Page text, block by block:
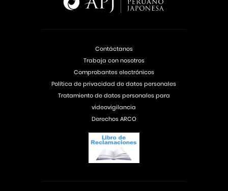
Contáctanos
Trabaja con nosotros
Comprobantes electrónicos
Política de privacidad de datos personales
Tratamiento de datos personales para
videovigilancia
Derechos ARCO